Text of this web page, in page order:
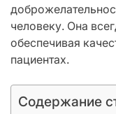
человеку. Она
обеспечивая
пациентах.
Содержание